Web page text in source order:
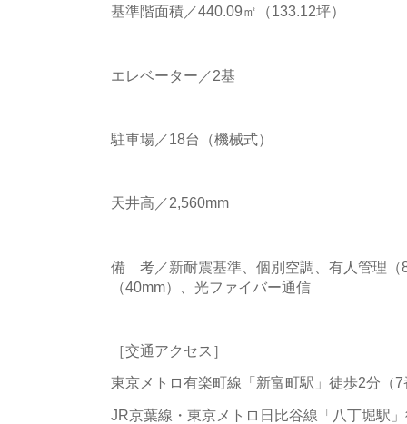
基準階面積／440.09㎡（133.12坪）
エレベーター／2基
駐車場／18台（機械式）
天井高／2,560mm
備 考／新耐震基準、個別空調、有人管理（
（40mm）、光ファイバー通信
［交通アクセス］
東京メトロ有楽町線「新富町駅」徒歩2分（
JR京葉線・東京メトロ日比谷線「八丁堀駅